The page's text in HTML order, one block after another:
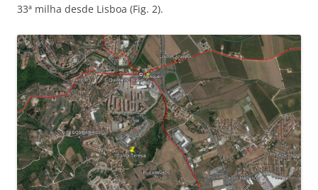
33ª milha desde Lisboa (Fig. 2).